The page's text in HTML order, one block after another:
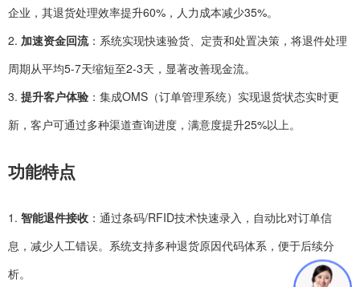
企业，其退货处理效率提升60%，人力成本减少35%。
2. 加速资金回流：系统实现快速验货、定责和处置决策，将退件处理
周期从平均5-7天缩短至2-3天，显著改善现金流。
3. 提升客户体验 ：集成OMS（订单管理系统）实现退货状态实时更
新，客户可通过多种渠道查询进度，满意度提升25%以上。
功能特点
1. 智能退件接收 ：通过条码/RFID技术快速录入，自动比对订单信
息，减少人工错误。系统支持多种退货原因代码体系，便于后续分
析。